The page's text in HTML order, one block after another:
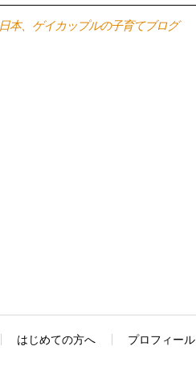
本、ゲイカップルの子育てブログ
はじめての方へ プロフィール